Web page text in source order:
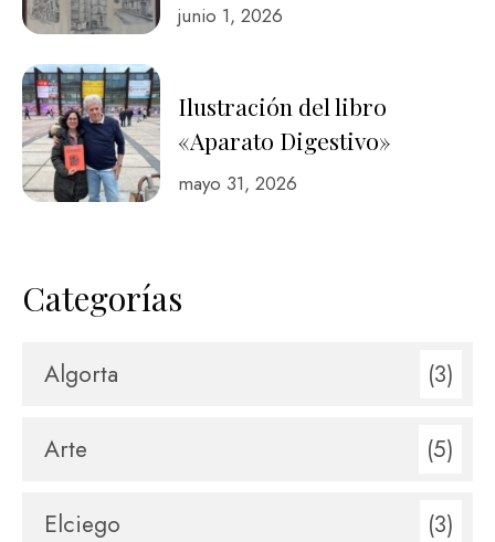
junio 1, 2026
Ilustración del libro
«Aparato Digestivo»
mayo 31, 2026
Categorías
Algorta (3)
Arte (5)
Elciego (3)